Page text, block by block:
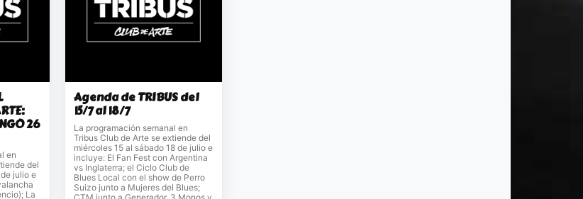
26
en
del
julio e
La
Agenda de TRIBUS del
15/7 al 18/7
La programación semanal en
Tribus Club de Arte se extiende del
miércoles 15 al sábado 18 de julio e
incluye: El Fan Fest con Argentina
vs Inglaterra; el Ciclo Club de
Blues Local con el show de Perro
Suizo junto a Mujeres del Blues;